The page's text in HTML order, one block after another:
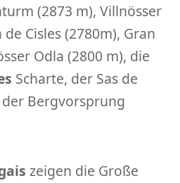
(2873 m), Villnösser
Cisles (2780m), Gran
Odla (2800 m), die
Scharte, der Sas de
Bergvorsprung
zeigen die Große